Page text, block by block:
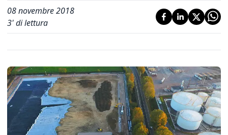
08 novembre 2018
3' di lettura